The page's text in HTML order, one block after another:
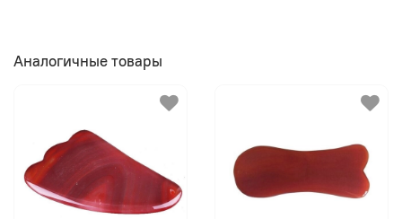
Аналогичные товары